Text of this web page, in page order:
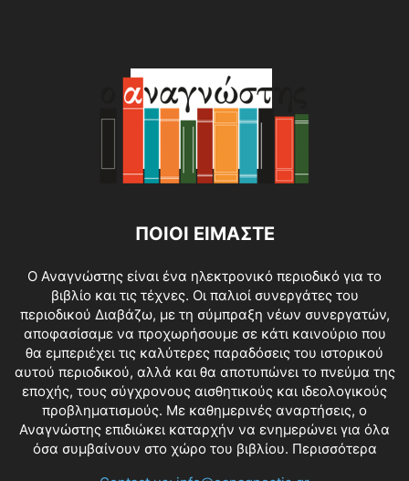
ΠΟΙΟΙ ΕΙΜΑΣΤΕ
O Αναγνώστης είναι ένα ηλεκτρονικό περιοδικό για το
βιβλίο και τις τέχνες. Οι παλιοί συνεργάτες του
περιοδικού Διαβάζω, με τη σύμπραξη νέων συνεργατών,
αποφασίσαμε να προχωρήσουμε σε κάτι καινούριο που
θα εμπεριέχει τις καλύτερες παραδόσεις του ιστορικού
αυτού περιοδικού, αλλά και θα αποτυπώνει το πνεύμα της
εποχής, τους σύγχρονους αισθητικούς και ιδεολογικούς
προβληματισμούς. Με καθημερινές αναρτήσεις, ο
Αναγνώστης επιδιώκει καταρχήν να ενημερώνει για όλα
όσα συμβαίνουν στο χώρο του βιβλίου. Περισσότερα